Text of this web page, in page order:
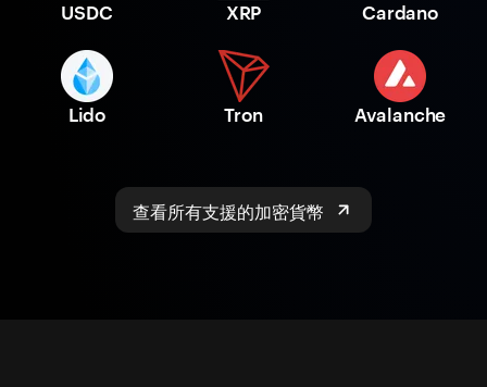
USDC XRP Cardano
Lido Tron Avalanche
查看所有支援的加密貨幣